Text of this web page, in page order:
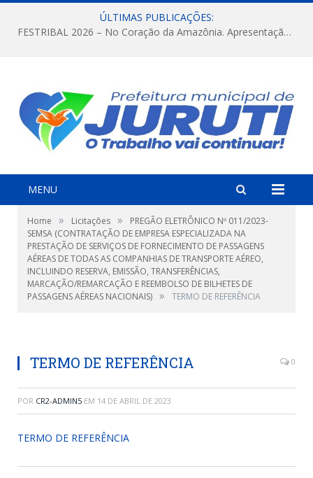
ÚLTIMAS PUBLICAÇÕES:
FESTRIBAL 2026 – No Coração da Amazônia. Apresentação da Munduruku.
MENU
Home » Licitações »
PREGÃO ELETRÔNICO Nº 011/2023-
SEMSA (CONTRATAÇÃO DE EMPRESA ESPECIALIZADA NA
PRESTAÇÃO DE SERVIÇOS DE FORNECIMENTO DE PASSAGENS
AÉREAS DE TODAS AS COMPANHIAS DE TRANSPORTE AÉREO,
INCLUINDO RESERVA, EMISSÃO, TRANSFERÊNCIAS,
MARCAÇÃO/REMARCAÇÃO E REEMBOLSO DE BILHETES DE
PASSAGENS AÉREAS NACIONAIS) » TERMO DE REFERÊNCIA
TERMO DE REFERÊNCIA 0
POR CR2-ADMIN5 EM 14 DE ABRIL DE 2023
TERMO DE REFERÊNCIA